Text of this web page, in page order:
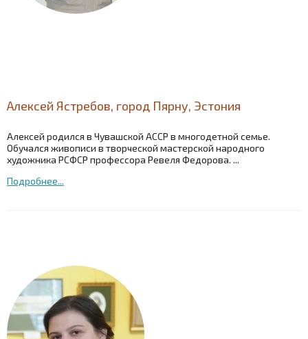
Алексей Ястребов, город Пярну, Эстония
Алексей родился в Чувашской АССР в многодетной семье.
Обучался живописи в творческой мастерской народного
художника РСФСР профессора Ревеля Федорова. ...
Подробнее...